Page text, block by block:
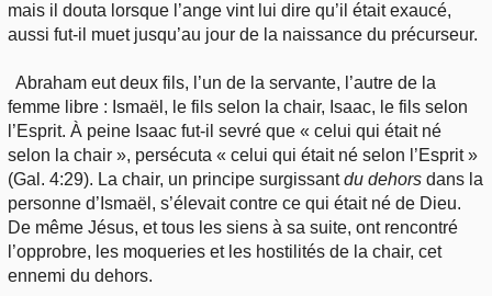
mais il douta lorsque l’ange vint lui dire qu’il était exaucé,
aussi fut-il muet jusqu’au jour de la naissance du précurseur.
Abraham eut deux fils, l’un de la servante, l’autre de la
femme libre : Ismaël, le fils selon la chair, Isaac, le fils selon
l’Esprit. À peine Isaac fut-il sevré que « celui qui était né
selon la chair », persécuta « celui qui était né selon l’Esprit »
(Gal. 4:29). La chair, un principe surgissantdu dehors dans la
personne d’Ismaël, s’élevait contre ce qui était né de Dieu.
De même Jésus, et tous les siens à sa suite, ont rencontré
l’opprobre, les moqueries et les hostilités de la chair, cet
ennemi du dehors.